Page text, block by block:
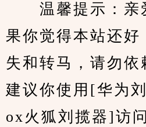
温馨提示：亲
果你觉得本站还好
失和转马，请勿依
建议你使用[华为
ox火狐刘揽器]访